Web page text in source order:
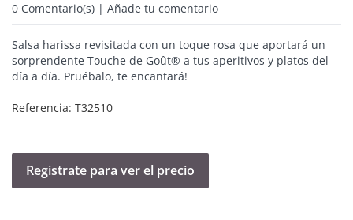
0 Comentario(s) | Añade tu comentario
Salsa harissa revisitada con un toque rosa que aportará un
sorprendente Touche de Goût® a tus aperitivos y platos del
día a día. Pruébalo, te encantará!
Referencia: T32510
Registrate para ver el precio